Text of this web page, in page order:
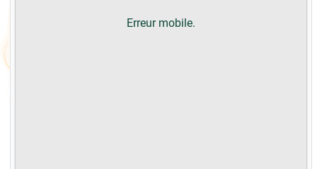
Erreur mobile.